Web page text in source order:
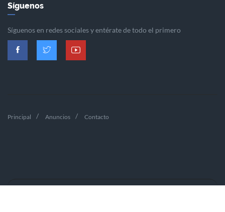
Síguenos
Síguenos en redes sociales y entérate de todo el primero
Principal Anuncios Contacto